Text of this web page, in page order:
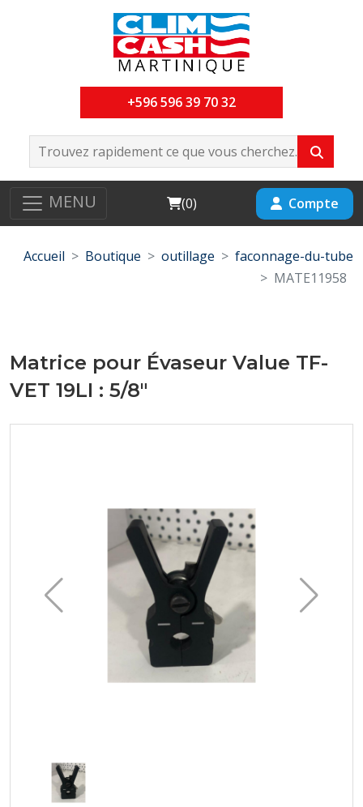
+596 596 39 70 32
MENU Cart
(0) Compte
Accueil Boutique outillage
faconnage-du-tube
MATE11958
Matrice pour Évaseur Value TF-
VET 19LI : 5/8"